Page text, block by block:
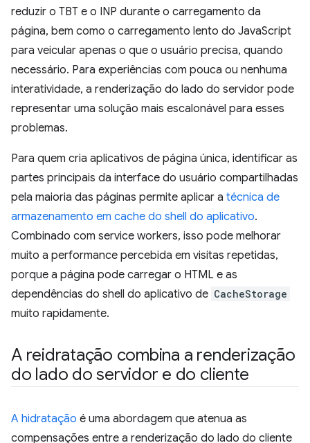
reduzir o TBT e o INP durante o carregamento da
página, bem como o carregamento lento do JavaScript
para veicular apenas o que o usuário precisa, quando
necessário. Para experiências com pouca ou nenhuma
interatividade, a renderização do lado do servidor pode
representar uma solução mais escalonável para esses
problemas.
Para quem cria aplicativos de página única, identificar as
partes principais da interface do usuário compartilhadas
pela maioria das páginas permite aplicar a técnica de
armazenamento em cache do shell do aplicativo.
Combinado com service workers, isso pode melhorar
muito a performance percebida em visitas repetidas,
porque a página pode carregar o HTML e as
dependências do shell do aplicativo de CacheStorage
muito rapidamente.
A reidratação combina a renderização
do lado do servidor e do cliente
A hidratação é uma abordagem que atenua as
compensações entre a renderização do lado do cliente